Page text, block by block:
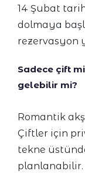
14 Şubat
dolmaya
rezervasyon
Sadece çift
gelebilir mi?
Romantik
Çiftler için
tekne
planlanabilir.